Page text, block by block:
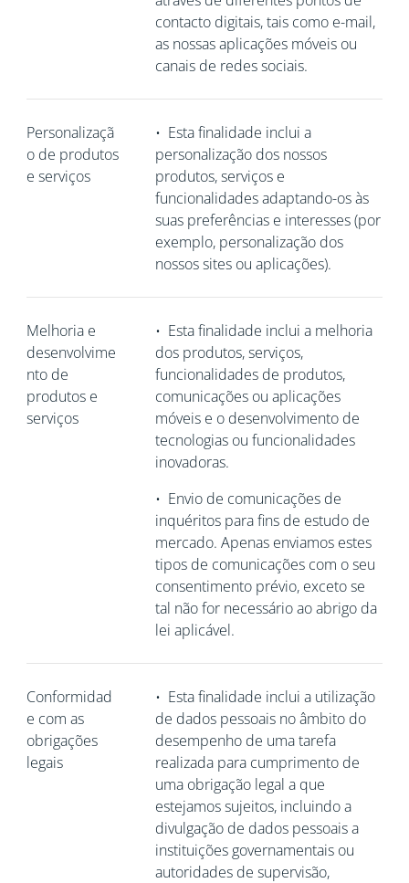
contacto digitais, tais como e-mail,
as nossas aplicações móveis ou
canais de redes sociais.
Personalizaçã
o de produtos
e serviços
• Esta finalidade inclui a
personalização dos nossos
produtos, serviços e
funcionalidades adaptando-os às
suas preferências e interesses (por
exemplo, personalização dos
nossos sites ou aplicações).
Melhoria e
desenvolvime
nto de
produtos e
serviços
• Esta finalidade inclui a melhoria
dos produtos, serviços,
funcionalidades de produtos,
comunicações ou aplicações
móveis e o desenvolvimento de
tecnologias ou funcionalidades
inovadoras.
• Envio de comunicações de
inquéritos para fins de estudo de
mercado. Apenas enviamos estes
tipos de comunicações com o seu
consentimento prévio, exceto se
tal não for necessário ao abrigo da
lei aplicável.
Conformidad
e com as
obrigações
legais
• Esta finalidade inclui a utilização
de dados pessoais no âmbito do
desempenho de uma tarefa
realizada para cumprimento de
uma obrigação legal a que
estejamos sujeitos, incluindo a
divulgação de dados pessoais a
instituições governamentais ou
autoridades de supervisão,